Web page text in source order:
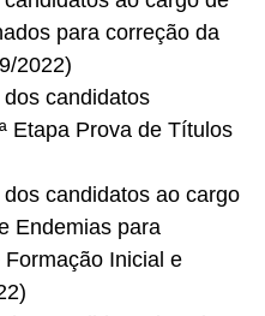
para correção da
2022)
candidatos
Etapa Prova de Títulos
candidatos ao cargo
Endemias para
Inicial e